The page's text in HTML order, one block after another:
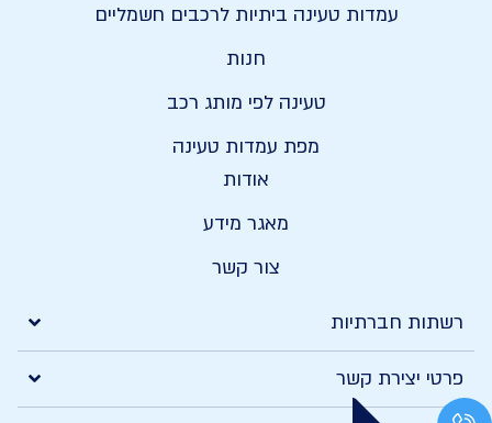
עמדות טעינה ביתיות לרכבים חשמליים
טעינה לפי מותג רכב
מפת עמדות טעינה
מאגר מידע
צור קשר
חברתיות
יצירת קשר